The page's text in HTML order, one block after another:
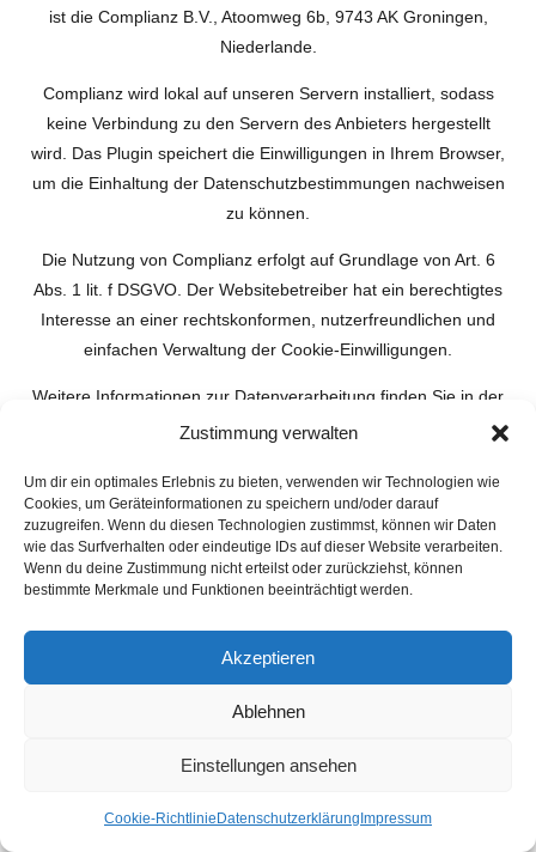
Zustimmung verwalten
Um dir ein optimales Erlebnis zu bieten, verwenden wir Technologien wie
Cookies, um Geräteinformationen zu speichern und/oder darauf
zuzugreifen. Wenn du diesen Technologien zustimmst, können wir Daten
wie das Surfverhalten oder eindeutige IDs auf dieser Website verarbeiten.
Wenn du deine Zustimmung nicht erteilst oder zurückziehst, können
bestimmte Merkmale und Funktionen beeinträchtigt werden.
Akzeptieren
Ablehnen
Einstellungen ansehen
Cookie-Richtlinie Datenschutzerklärung Impressum
ist die Complianz B.V., Atoomweg 6b, 9743 AK Groningen,
Niederlande.
Complianz wird lokal auf unseren Servern installiert, sodass
keine Verbindung zu den Servern des Anbieters hergestellt
wird. Das Plugin speichert die Einwilligungen in Ihrem Browser,
um die Einhaltung der Datenschutzbestimmungen nachweisen
zu können.
Die Nutzung von Complianz erfolgt auf Grundlage von Art. 6
Abs. 1 lit. f DSGVO. Der Websitebetreiber hat ein berechtigtes
Interesse an einer rechtskonformen, nutzerfreundlichen und
einfachen Verwaltung der Cookie-Einwilligungen.
Weitere Informationen zur Datenverarbeitung finden Sie in der
Datenschutzerklärung von Complianz:
Google Maps
Diese Seite nutzt den Kartendienst Google Maps. Anbieter ist
die Google Ireland Limited („Google“), Gordon House, Barrow
Zur Nutzung der Funktionen von Google Maps ist es
notwendig, Ihre IP-Adresse zu speichern. Diese Informationen
übertragen und dort gespeichert. Der Anbieter dieser Seite hat